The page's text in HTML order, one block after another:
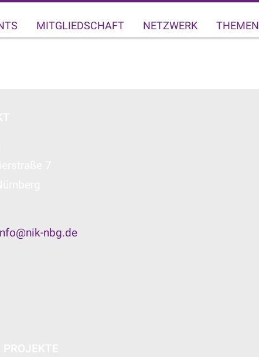
MITGLIEDSCHAFT NETZWERK THEMEN
nbg.de